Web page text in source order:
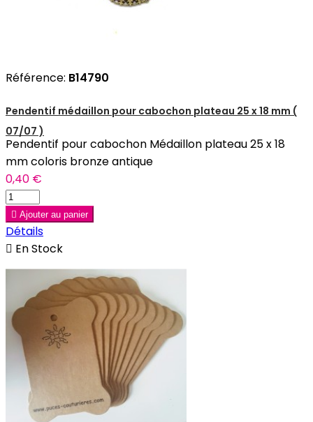
Référence: B14790
Pendentif médaillon pour cabochon plateau 25 x 18 mm (
07/07 )
Pendentif pour cabochon Médaillon plateau 25 x 18
mm coloris bronze antique
0,40 €
 Ajouter au panier
Détails
 En Stock